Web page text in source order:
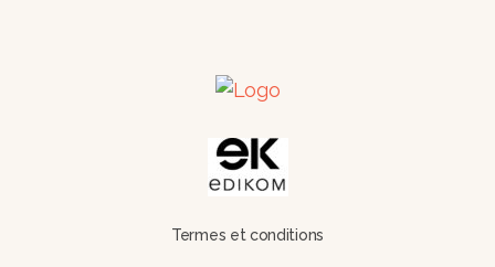
Termes et conditions